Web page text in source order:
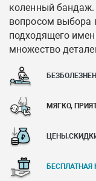
коленный
вопросом выбора
подходящего
множество
МЯГКО,
БЕСПЛАТНАЯ